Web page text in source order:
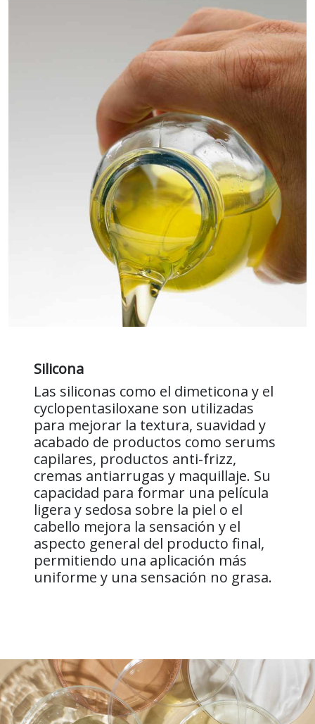
Silicona
Las siliconas como el dimeticona y el
cyclopentasiloxane son utilizadas
para mejorar la textura, suavidad y
acabado de productos como serums
capilares, productos anti-frizz,
cremas antiarrugas y maquillaje. Su
capacidad para formar una película
ligera y sedosa sobre la piel o el
cabello mejora la sensación y el
aspecto general del producto final,
permitiendo una aplicación más
uniforme y una sensación no grasa.